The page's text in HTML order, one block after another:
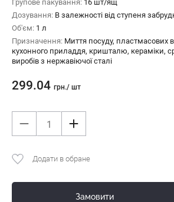
Групове пакування: 16 шт/ящ
Дозування: В залежності від ступеня
Об'єм: 1 л
Призначення: Миття посуду, пластмасових
кухонного приладдя, кришталю, кераміки,
виробів з нержавіючої сталі
299.04 грн./ шт
Додати в обране
Замовити